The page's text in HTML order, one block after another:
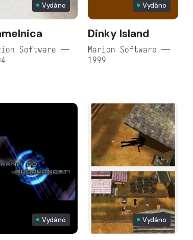
Vydáno
Software —
Vydáno
Dinky Island
Marion Software —
1999
Vydáno Vydáno